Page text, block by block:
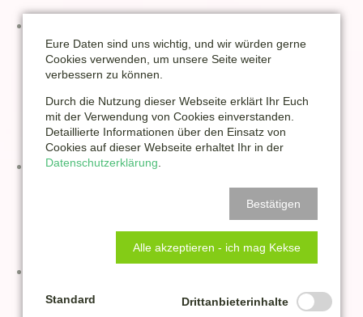
Dezember 2022
November 2022
Oktober 2022
September 2022
Juni 2022
April 2022
2021
Januar 2020
Eure Daten sind uns wichtig, und wir würden gerne
Cookies verwenden, um unsere Seite weiter
verbessern zu können.
Durch die Nutzung dieser Webseite erklärt Ihr Euch
mit der Verwendung von Cookies einverstanden.
Detaillierte Informationen über den Einsatz von
Cookies auf dieser Webseite erhaltet Ihr in der
Datenschutzerklärung
Bestätigen
Alle akzeptieren - ich mag Kekse
Standard Drittanbieterinhalte